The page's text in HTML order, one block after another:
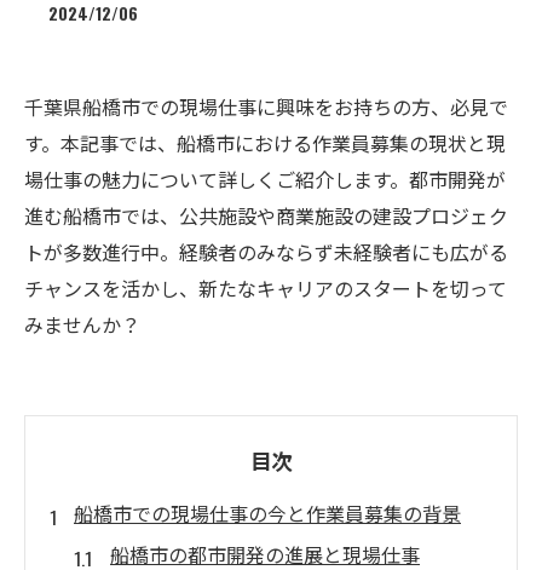
2024/12/06
千葉県船橋市での現場仕事に興味をお持ちの方、必見で
す。本記事では、船橋市における作業員募集の現状と現
場仕事の魅力について詳しくご紹介します。都市開発が
進む船橋市では、公共施設や商業施設の建設プロジェク
トが多数進行中。経験者のみならず未経験者にも広がる
チャンスを活かし、新たなキャリアのスタートを切って
みませんか？
目次
船橋市での現場仕事の今と作業員募集の背景
船橋市の都市開発の進展と現場仕事